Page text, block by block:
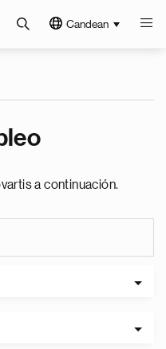
Candean
a continuación.